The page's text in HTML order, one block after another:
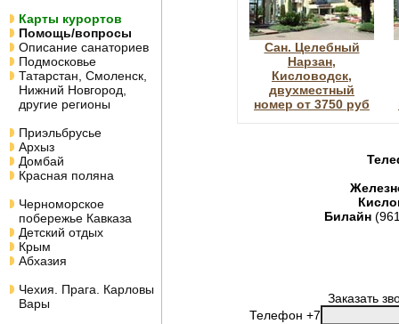
Карты курортов
Помощь/вопросы
Описание санаториев
Подмосковье
Татарстан, Смоленск,
Нижний Новгород,
другие регионы
Приэльбрусье
Архыз
Домбай
Красная поляна
Черноморское
побережье Кавказа
Детский отдых
Крым
Абхазия
Чехия. Прага. Карловы
Вары
Сан. Целебный
Нарзан,
Кисловодск,
двухместный
номер от 3750 руб
Билайн
Заказать
Телефон +7